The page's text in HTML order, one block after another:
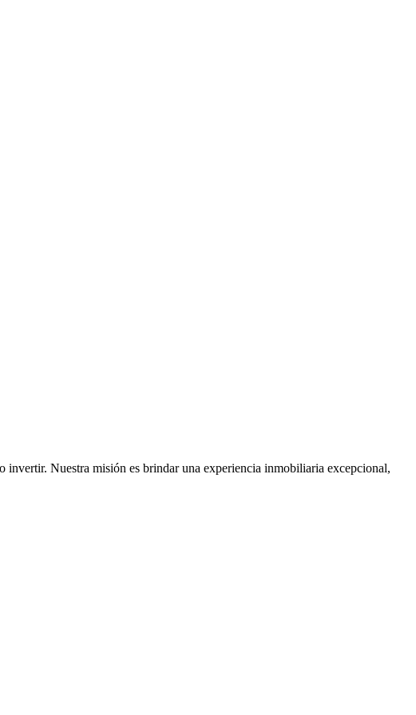
invertir. Nuestra misión es brindar una experiencia inmobiliaria excepcional,